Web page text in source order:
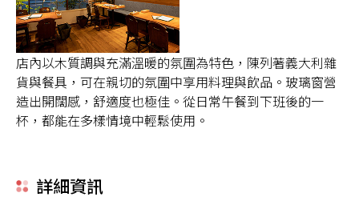
店內以木質調與充滿溫暖的氛圍為特色，陳列著義大利雜
貨與餐具，可在親切的氛圍中享用料理與飲品。玻璃窗營
造出開闊感，舒適度也極佳。從日常午餐到下班後的一
杯，都能在多樣情境中輕鬆使用。
詳細資訊